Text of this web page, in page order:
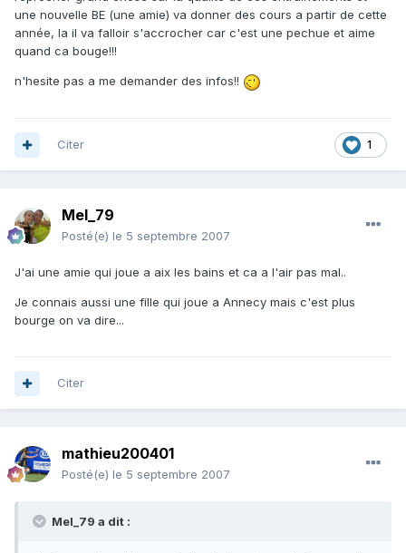
une nouvelle BE (une amie) va donner des cours a partir de cette
année, la il va falloir s'accrocher car c'est une pechue et aime
quand ca bouge!!!
n'hesite pas a me demander des infos!!
1
Citer
Mel_79
Posté(e) le 5 septembre 2007
J'ai une amie qui joue a aix les bains et ca a l'air pas mal..
Je connais aussi une fille qui joue a Annecy mais c'est plus
bourge on va dire...
Citer
mathieu200401
Posté(e) le 5 septembre 2007
Mel_79 a dit :